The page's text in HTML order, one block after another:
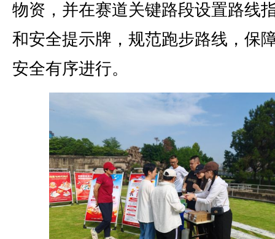
物资，并在赛道关键路段设置路线
和安全提示牌，规范跑步路线，保
安全有序进行。